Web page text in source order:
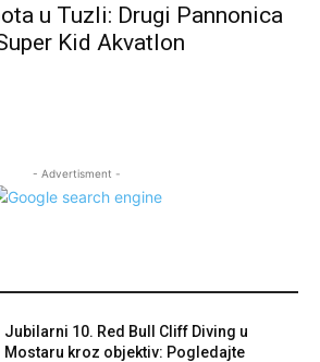
u Tuzli: Drugi Pannonica
Kid Akvatlon
- Advertisment -
Jubilarni 10. Red Bull Cliff Diving u
Mostaru kroz objektiv: Pogledajte